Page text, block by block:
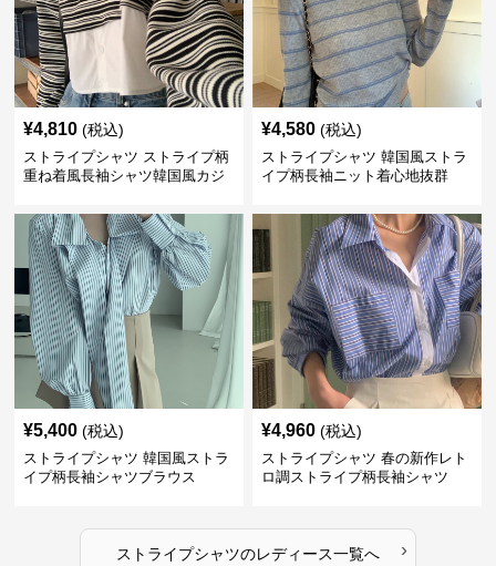
¥4,810 (税込)
ストライプシャツ ストライプ柄
重ね着風長袖シャツ韓国風カジ
¥4,580 (税込)
ストライプシャツ 韓国風ストラ
イプ柄長袖ニット着心地抜群
¥5,400 (税込)
ストライプシャツ 韓国風ストラ
イプ柄長袖シャツブラウス
¥4,960 (税込)
ストライプシャツ 春の新作レト
ロ調ストライプ柄長袖シャツ
ストライプシャツのレディース一覧へ ›